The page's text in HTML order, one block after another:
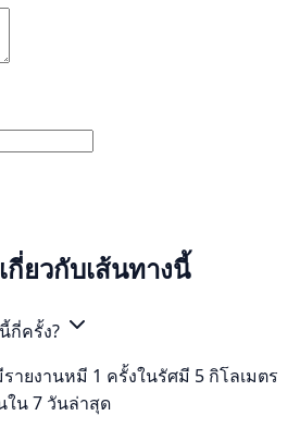
ยวกับเส้นทางนี้
กี่ครั้ง?
ายงานหมี 1 ครั้งในรัศมี 5 กิโลเมตร
ใน 7 วันล่าสุด